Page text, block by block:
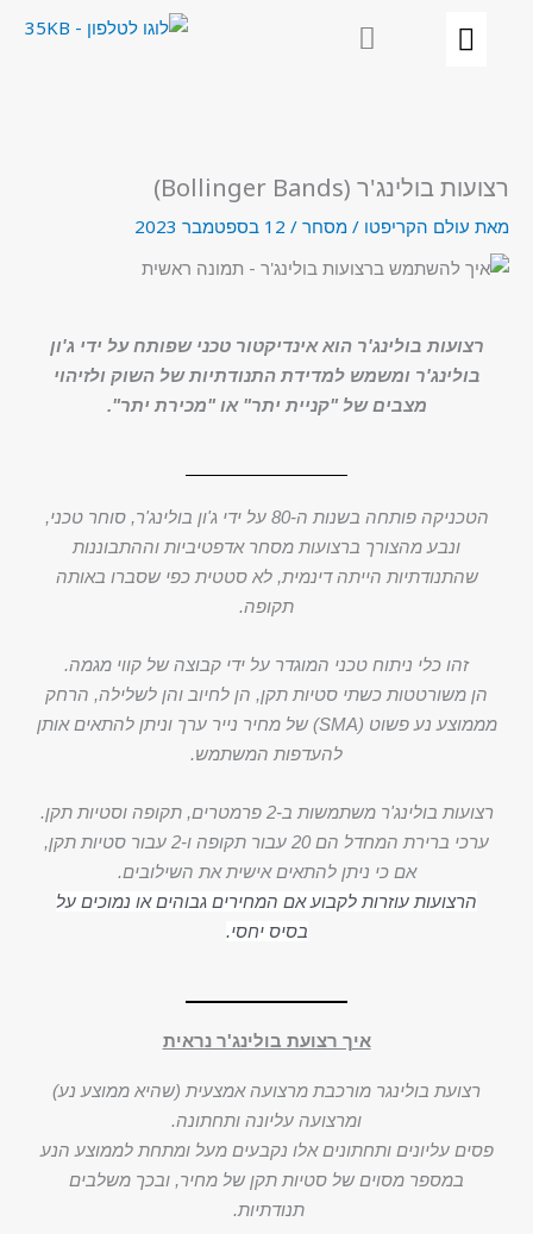
רצועות בולינג'ר (Bollinger Bands)
מאת עולם הקריפטו / מסחר / 12 בספטמבר 2023
רצועות בולינג'ר הוא אינדיקטור טכני שפותח על ידי ג'ון
בולינג'ר ומשמש למדידת התנודתיות של השוק ולזיהוי
מצבים של "קניית יתר" או "מכירת יתר".
הטכניקה פותחה בשנות ה-80 על ידי ג'ון בולינג'ר, סוחר טכני,
ונבע מהצורך ברצועות מסחר אדפטיביות וההתבוננות
שהתנודתיות הייתה דינמית, לא סטטית כפי שסברו באותה
תקופה.
זהו כלי ניתוח טכני המוגדר על ידי קבוצה של קווי מגמה.
הן משורטטות כשתי סטיות תקן, הן לחיוב והן לשלילה, הרחק
מממוצע נע פשוט (SMA) של מחיר נייר ערך וניתן להתאים אותן
להעדפות המשתמש.
רצועות בולינג'ר משתמשות ב-2 פרמטרים, תקופה וסטיות תקן.
ערכי ברירת המחדל הם 20 עבור תקופה ו-2 עבור סטיות תקן,
אם כי ניתן להתאים אישית את השילובים.
הרצועות עוזרות לקבוע אם המחירים גבוהים או נמוכים על
בסיס יחסי.
איך רצועת בולינג'ר נראית
רצועת בולינגר מורכבת מרצועה אמצעית (שהיא ממוצע נע)
ומרצועה עליונה ותחתונה.
פסים עליונים ותחתונים אלו נקבעים מעל ומתחת לממוצע הנע
במספר מסוים של סטיות תקן של מחיר, ובכך משלבים
תנודתיות.